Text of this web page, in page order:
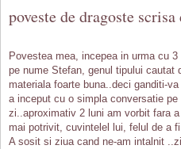
poveste de dragoste
Povestea mea, incepea in urma cu
pe nume Stefan, genul tipului
materiala foarte buna..deci ganditi-
a inceput cu o simpla conversatie
zi..aproximativ 2 luni am vorbit fara
mai potrivit, cuvintelel lui, felul de a
A sosit si ziua cand ne-am intalnit